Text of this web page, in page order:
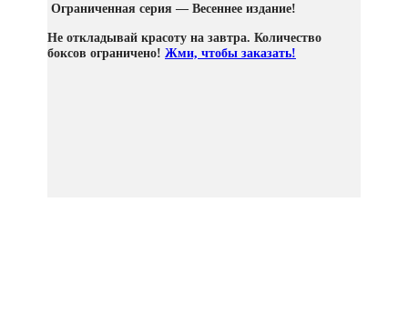
Ограниченная серия — Весеннее издание!
Не откладывай красоту на завтра. Количество
боксов ограничено! Жми, чтобы заказать!